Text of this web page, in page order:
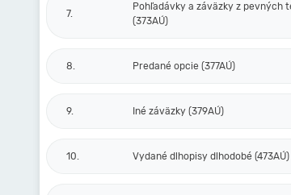
7.
Pohľadávky a záväzky z pevných
(373AÚ)
8. Predané opcie (377AÚ)
9. Iné záväzky (379AÚ)
10. Vydané dlhopisy dlhodobé